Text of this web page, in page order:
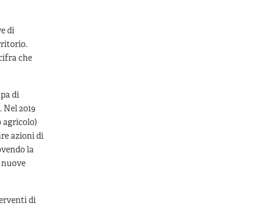
di
che
di
2019
agricolo)
azioni di
la
di